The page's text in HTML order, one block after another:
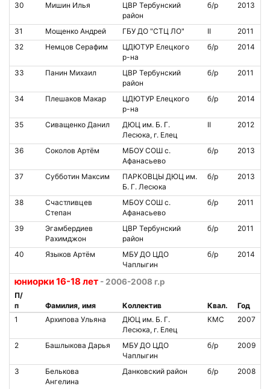
30 Мишин Илья
ЦВР Тербунский
район
б/р 2013
31 Мощенко Андрей ГБУ ДО "СТЦ ЛО" II
2011
32
Немцов Серафим
ЦДЮТУР Елецкого
р-на
б/р 2014
33 Панин Михаил
ЦВР Тербунский
район
б/р 2011
34 Плешаков Макар
ЦДЮТУР Елецкого
р-на
б/р 2014
35 Сиващенко Данил
ДЮЦ им. Б. Г.
Лесюка, г. Елец
II 2012
36 Соколов Артём
МБОУ СОШ с.
Афанасьево
б/р 2013
37 Субботин Максим
ПАРКОВЦЫ ДЮЦ им.
Б. Г. Лесюка
б/р 2013
38
Счастливцев
Степан
МБОУ СОШ с.
Афанасьево
б/р 2011
39
Эгамбердиев
Рахимджон
ЦВР Тербунский
район
б/р 2011
40 Языков Артём
МБУ ДО ЦДО
Чаплыгин
б/р 2014
юниорки 16-18 лет - 2006-2008 г.р
П/
п
Фамилия, имя Коллектив Квал.
Год
1
Архипова Ульяна
ДЮЦ им. Б. Г.
Лесюка, г. Елец
КМС 2007
2 Башлыкова Дарья
МБУ ДО ЦДО
Чаплыгин
б/р 2009
3
Белькова
Ангелина
Данковский район б/р 2008